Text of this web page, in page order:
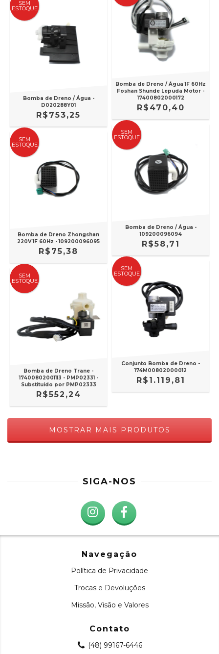
SEM
ESTOQUE
Bomba de Dreno / Água -
D020288Y01
R$753,25
Bomba de Dreno / Água 1F 60Hz
Foshan Shunde Lepuda Motor -
17400802000172
R$470,40
SEM
ESTOQUE
Bomba de Dreno Zhongshan
220V 1F 60Hz - 109200096095
R$75,38
SEM
ESTOQUE
Bomba de Dreno / Água -
109200096094
R$58,71
SEM
ESTOQUE
Bomba de Dreno Trane -
17400802001113 - PMP02331 -
Substituido por PMP02333
R$552,24
SEM
ESTOQUE
Conjunto Bomba de Dreno -
174M00802000012
R$1.119,81
MOSTRAR MAIS PRODUTOS
SIGA-NOS
Navegação
Política de Privacidade
Trocas e Devoluções
Missão, Visão e Valores
Contato
(48) 99167-6446